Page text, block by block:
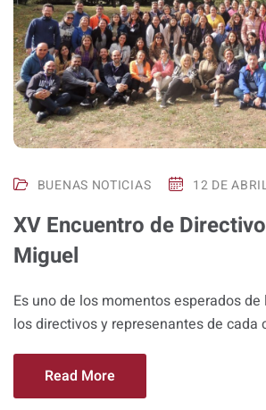
BUENAS NOTICIAS 12 DE
XV Encuentro de
Miguel
Es uno de los momentos esperados
los directivos y represenantes de cada
Read More